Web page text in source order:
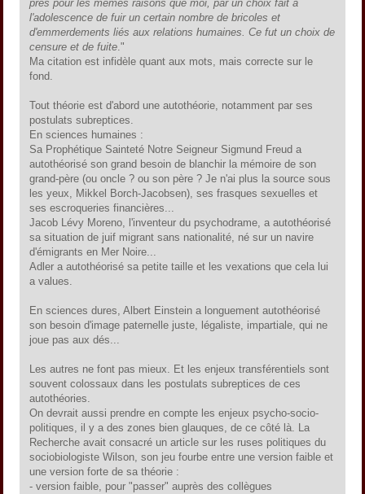
près pour les mêmes raisons que moi, par un choix fait à
l'adolescence de fuir un certain nombre de bricoles et
d'emmerdements liés aux relations humaines. Ce fut un choix de
censure et de fuite."
Ma citation est infidèle quant aux mots, mais correcte sur le
fond.
Tout théorie est d'abord une autothéorie, notamment par ses
postulats subreptices.
En sciences humaines :
Sa Prophétique Sainteté Notre Seigneur Sigmund Freud a
autothéorisé son grand besoin de blanchir la mémoire de son
grand-père (ou oncle ? ou son père ? Je n'ai plus la source sous
les yeux, Mikkel Borch-Jacobsen), ses frasques sexuelles et
ses escroqueries financières...
Jacob Lévy Moreno, l'inventeur du psychodrame, a autothéorisé
sa situation de juif migrant sans nationalité, né sur un navire
d'émigrants en Mer Noire...
Adler a autothéorisé sa petite taille et les vexations que cela lui
a values.
En sciences dures, Albert Einstein a longuement autothéorisé
son besoin d'image paternelle juste, légaliste, impartiale, qui ne
joue pas aux dés...
Les autres ne font pas mieux. Et les enjeux transférentiels sont
souvent colossaux dans les postulats subreptices de ces
autothéories.
On devrait aussi prendre en compte les enjeux psycho-socio-
politiques, il y a des zones bien glauques, de ce côté là. La
Recherche avait consacré un article sur les ruses politiques du
sociobiologiste Wilson, son jeu fourbe entre une version faible et
une version forte de sa théorie :
- version faible, pour "passer" auprès des collègues